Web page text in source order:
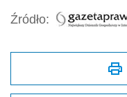
Źródło: